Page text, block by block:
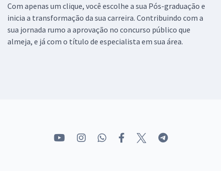
Com apenas um clique, você escolhe a sua Pós-graduação e
inicia a transformação da sua carreira. Contribuindo com a
sua jornada rumo a aprovação no concurso público que
almeja, e já com o título de especialista em sua área.